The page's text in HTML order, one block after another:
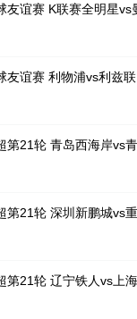
友谊赛 K联赛全明星vs
友谊赛 利物浦vs利兹
第21轮 辽宁铁人vs上